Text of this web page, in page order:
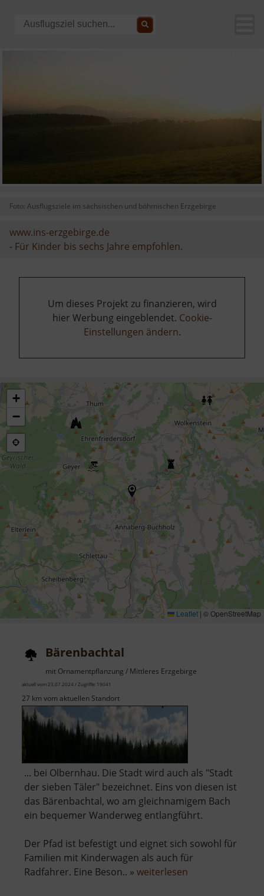
Foto: Ausflugsziele im sächsischen und böhmischen Erzgebirge
www.ins-erzgebirge.de
- Für Kinder bis sechs Jahre empfohlen.
Um dieses Projekt zu finanzieren, wird
hier Werbung eingeblendet. Cookie-
Einstellungen ändern.
+
−
Leaflet | © OpenStreetMap
Bärenbachtal
mit Ornamentpflanzung / Mittleres Erzgebirge
aktuell vom 23.07.2024 / Zugriffe: 19041
27 km vom aktuellen Standort
... bei Olbernhau. Die Stadt wird auch als "Stadt
der sieben Täler" bezeichnet. Eins von diesen ist
das Bärenbachtal, wo am gleichnamigem Bach
ein bequemer Wanderweg entlangführt.
Der Pfad ist befestigt und eignet sich sowohl für
Familien mit Kinderwagen als auch für
Radfahrer. Eine Beson.. » weiterlesen